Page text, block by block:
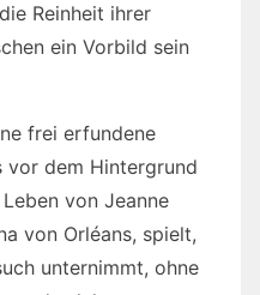
Reinheit ihrer
ein Vorbild sein
frei erfundene
vor dem Hintergrund
von Jeanne
von Orléans, spielt,
unternimmt, ohne